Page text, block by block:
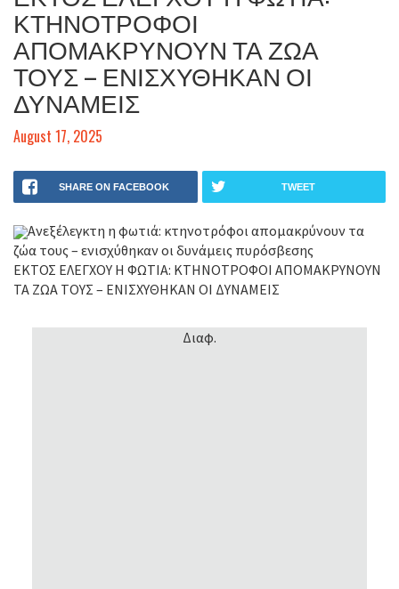
ΚΤΗΝΟΤΡΟΦΟΙ
ΑΠΟΜΑΚΡΥΝΟΥΝ ΤΑ ΖΩΑ
ΤΟΥΣ – ΕΝΙΣΧΥΘΗΚΑΝ ΟΙ
ΔΥΝΑΜΕΙΣ
August 17, 2025
SHARE ON FACEBOOK TWEET
Ανεξέλεγκτη η φωτιά: κτηνοτρόφοι απομακρύνουν τα
ζώα τους – ενισχύθηκαν οι δυνάμεις πυρόσβεσης
ΕΚΤΟΣ ΕΛΕΓΧΟΥ Η ΦΩΤΙΑ: ΚΤΗΝΟΤΡΟΦΟΙ ΑΠΟΜΑΚΡΥΝΟΥΝ
ΤΑ ΖΩΑ ΤΟΥΣ – ΕΝΙΣΧΥΘΗΚΑΝ ΟΙ ΔΥΝΑΜΕΙΣ
Διαφ.